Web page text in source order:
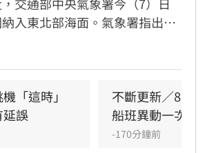
入東北部海面。氣象署指出，
中，強度有略微減弱的趨勢，
「這時」
誤
不斷更新／8日
船班異動一次看
-170分鐘前